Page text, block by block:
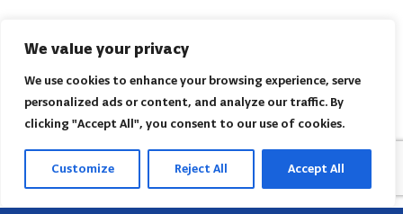
We value your privacy
We use cookies to enhance your browsing experience, serve
personalized ads or content, and analyze our traffic. By
clicking "Accept All", you consent to our use of cookies.
Customize Reject All Accept All